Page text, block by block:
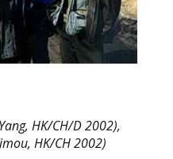
HK/CH/D 2002),
HK/CH 2002)